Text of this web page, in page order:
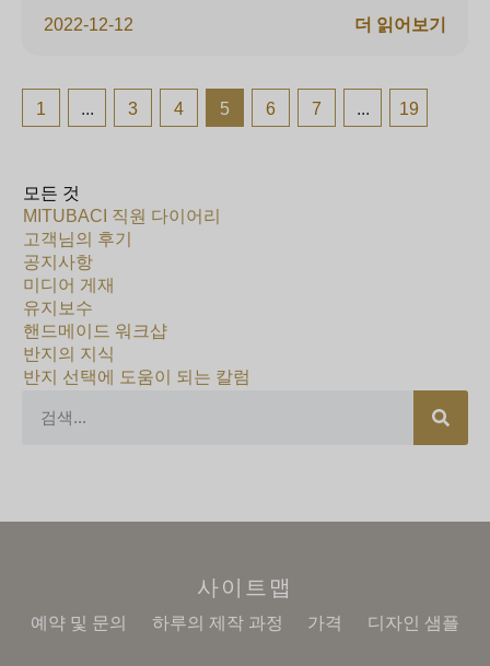
2022-12-12 더 읽어보기
1 ... 3 4 5 6 7 ... 19
MITUBACI 직원 다이어리
고객님의 후기
공지사항
미디어 게재
유지보수
핸드메이드 워크샵
반지의 지식
반지 선택에 도움이 되는 칼럼
모든 것
사이트맵
예약 및 문의 하루의 제작 과정 가격 디자인 샘플